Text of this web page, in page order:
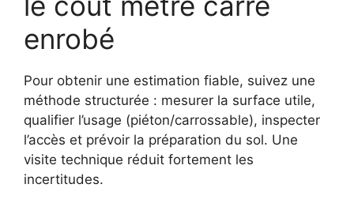
enrobé
Pour obtenir une estimation fiable, suivez une
méthode structurée : mesurer la surface utile,
qualifier l’usage (piéton/carrossable), inspecter
l’accès et prévoir la préparation du sol. Une
visite technique réduit fortement les
incertitudes.